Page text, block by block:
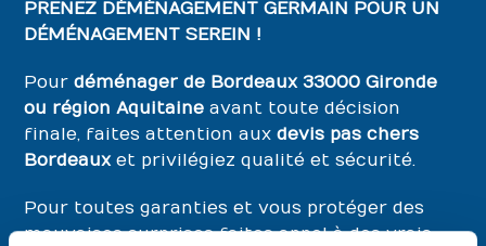
PRENEZ DÉMÉNAGEMENT GERMAIN POUR UN
DÉMÉNAGEMENT SEREIN !
Pourdéménager de Bordeaux 33000 Gironde
ou région Aquitaine avant toute décision
finale, faites attention auxdevis pas chers
Bordeauxet privilégiez qualité et sécurité.
Pour toutes garanties et vous protéger des
mauvaises surprises faites appel à des vrais